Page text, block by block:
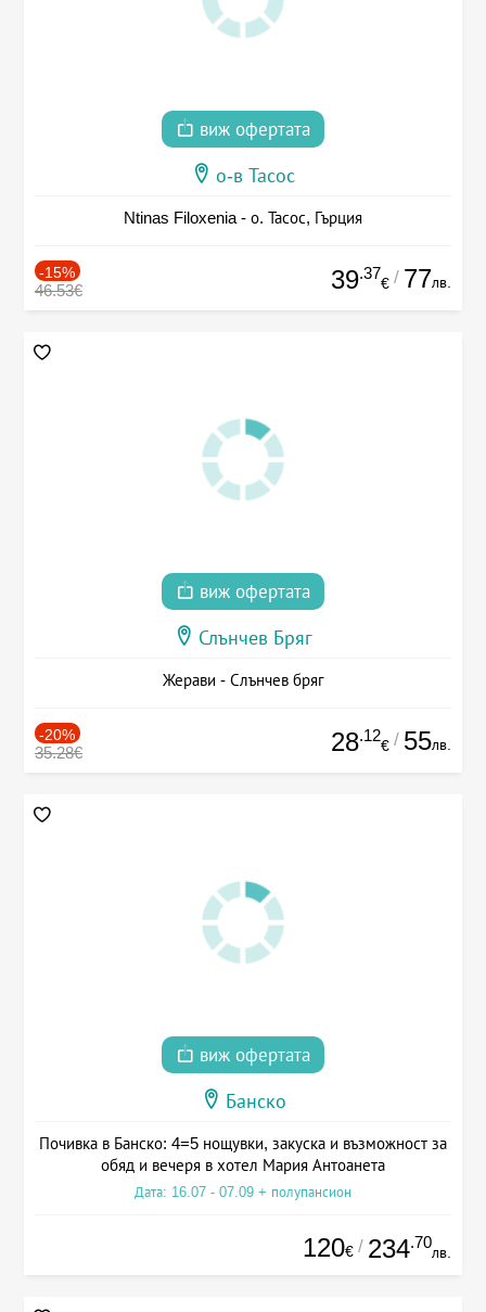
виж офертата
о-в Тасос
Ntinas Filoxenia - о. Тасос, Гърция
-15%
46.53€ 39.37
€ / 77лв.
виж офертата
Слънчев Бряг
Жерави - Слънчев бряг
-20%
35.28€ 28.12
€ / 55лв.
виж офертата
Банско
Почивка в Банско: 4=5 нощувки, закуска и възможност за
обяд и вечеря в хотел Мария Антоанета
Дата: 16.07 - 07.09 + полупансион
120€ / 234.70
лв.